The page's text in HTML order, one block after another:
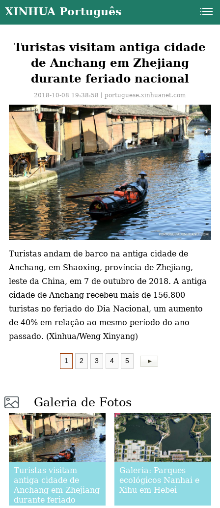
XINHUA Português
Turistas visitam antiga cidade
de Anchang em Zhejiang
durante feriado nacional
2018-10-08 19:38:58丨portuguese.xinhuanet.com
Turistas andam de barco na antiga cidade de
Anchang, em Shaoxing, província de Zhejiang,
leste da China, em 7 de outubro de 2018. A antiga
cidade de Anchang recebeu mais de 156.800
turistas no feriado do Dia Nacional, um aumento
de 40% em relação ao mesmo período do ano
passado. (Xinhua/Weng Xinyang)
1 2 3 4 5
Galeria de Fotos
Turistas visitam
antiga cidade de
Anchang em Zhejiang
durante feriado
Galeria: Parques
ecológicos Nanhai e
Xihu em Hebei